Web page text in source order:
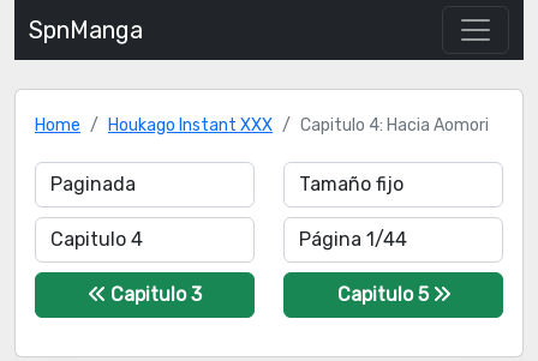
SpnManga
Home Houkago Instant XXX Capitulo 4: Hacia Aomori
Capitulo 3 Capitulo 5